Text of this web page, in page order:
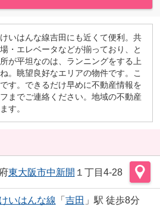
いはんな線吉田にも近くて便利。共
・エレベータなどが揃っており、と
が平坦なのは、ランニングをする上
。眺望良好なエリアの物件です。こ
す。できるだけ早めに不動産情報を
までご連絡ください。地域の不動産
す。
東大阪市中新開 １丁目4-28
いはんな線 「 吉田 」駅 徒歩8分